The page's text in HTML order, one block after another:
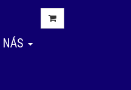
NÁS